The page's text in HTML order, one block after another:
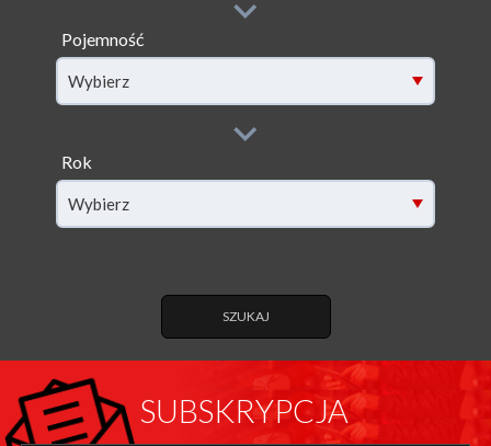
Pojemność
filter[capacity]
Wybierz
Rok
filter[year]
Wybierz
SZUKAJ
SUBSKRYPCJA